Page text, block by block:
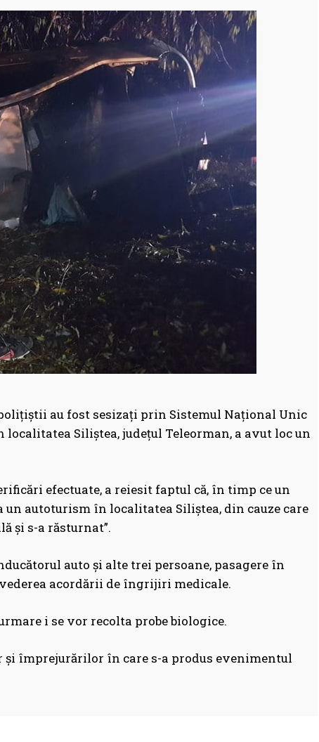
polițiștii au fost sesizați prin Sistemul Național Unic
localitatea Siliștea, județul Teleorman, a avut loc un
efectuate, a reiesit faptul că, în timp ce un
autoturism în localitatea Siliștea, din cauze care
și s-a răsturnat”.
auto și alte trei persoane, pasagere în
acordării de îngrijiri medicale.
i se vor recolta probe biologice.
și împrejurărilor în care s-a produs evenimentul